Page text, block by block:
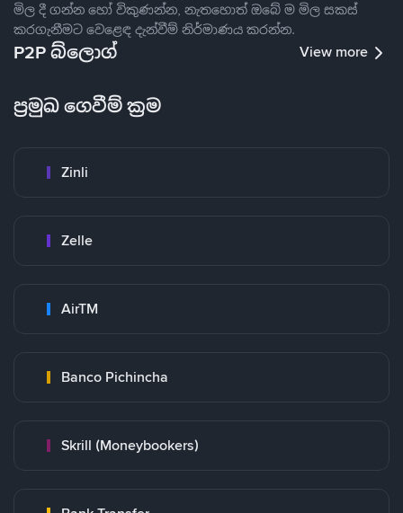
මිල දී ගන්න හෝ විකුණන්න, නැතහොත් ඔබේ ම මිල සකස්
කරගැනීමට වෙළෙඳ දැන්වීම් නිර්මාණය කරන්න.
P2P බ්ලොග් View more
ප්‍රමුඛ ගෙවීම් ක්‍රම
Zinli
Zelle
AirTM
Banco Pichincha
Skrill (Moneybookers)